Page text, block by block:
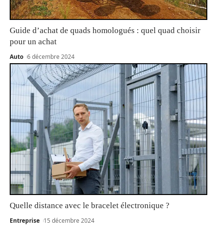
Guide d’achat de quads homologués : quel quad choisir
pour un achat
Auto 6 décembre 2024
Quelle distance avec le bracelet électronique ?
Entreprise 15 décembre 2024